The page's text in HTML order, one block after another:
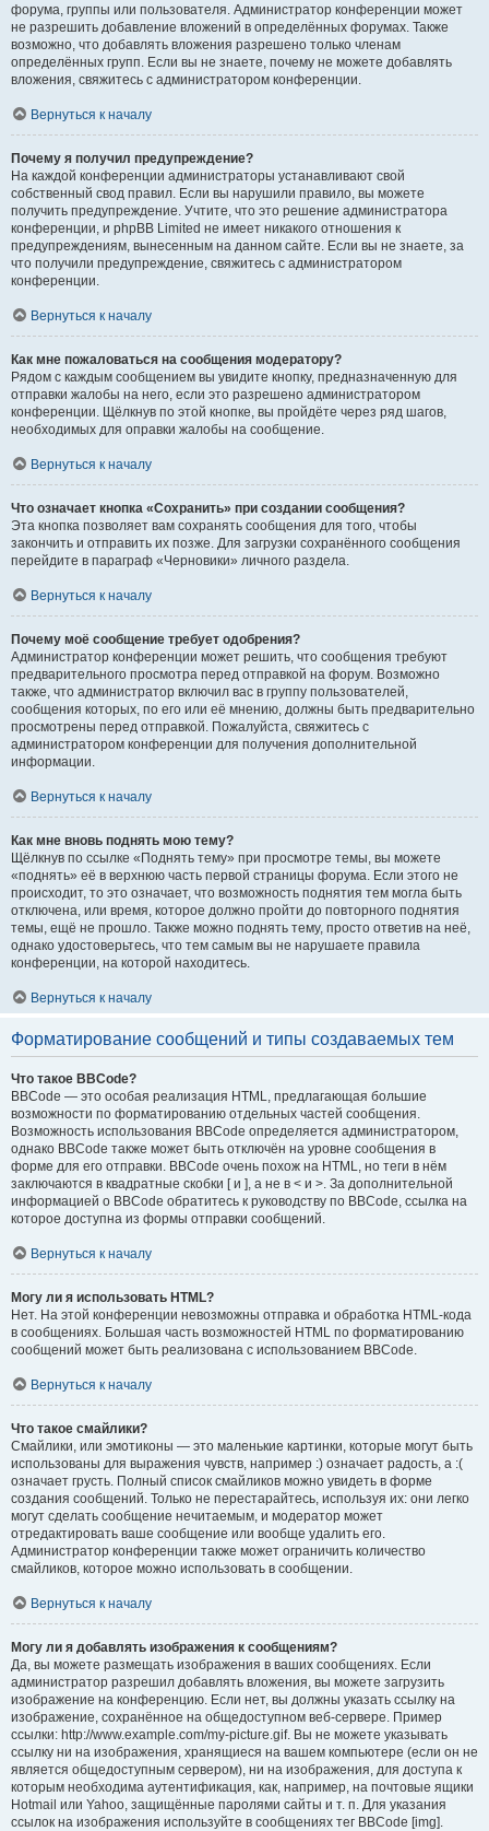
форума, группы или пользователя. Администратор конференции может
не разрешить добавление вложений в определённых форумах. Также
возможно, что добавлять вложения разрешено только членам
определённых групп. Если вы не знаете, почему не можете добавлять
вложения, свяжитесь с администратором конференции.
Вернуться к началу
Почему я получил предупреждение?
На каждой конференции администраторы устанавливают свой
собственный свод правил. Если вы нарушили правило, вы можете
получить предупреждение. Учтите, что это решение администратора
конференции, и phpBB Limited не имеет никакого отношения к
предупреждениям, вынесенным на данном сайте. Если вы не знаете, за
что получили предупреждение, свяжитесь с администратором
конференции.
Вернуться к началу
Как мне пожаловаться на сообщения модератору?
Рядом с каждым сообщением вы увидите кнопку, предназначенную для
отправки жалобы на него, если это разрешено администратором
конференции. Щёлкнув по этой кнопке, вы пройдёте через ряд шагов,
необходимых для оправки жалобы на сообщение.
Вернуться к началу
Что означает кнопка «Сохранить» при создании сообщения?
Эта кнопка позволяет вам сохранять сообщения для того, чтобы
закончить и отправить их позже. Для загрузки сохранённого сообщения
перейдите в параграф «Черновики» личного раздела.
Вернуться к началу
Почему моё сообщение требует одобрения?
Администратор конференции может решить, что сообщения требуют
предварительного просмотра перед отправкой на форум. Возможно
также, что администратор включил вас в группу пользователей,
сообщения которых, по его или её мнению, должны быть предварительно
просмотрены перед отправкой. Пожалуйста, свяжитесь с
администратором конференции для получения дополнительной
информации.
Вернуться к началу
Как мне вновь поднять мою тему?
Щёлкнув по ссылке «Поднять тему» при просмотре темы, вы можете
«поднять» её в верхнюю часть первой страницы форума. Если этого не
происходит, то это означает, что возможность поднятия тем могла быть
отключена, или время, которое должно пройти до повторного поднятия
темы, ещё не прошло. Также можно поднять тему, просто ответив на неё,
однако удостоверьтесь, что тем самым вы не нарушаете правила
конференции, на которой находитесь.
Вернуться к началу
Форматирование сообщений и типы создаваемых тем
Что такое BBCode?
BBCode — это особая реализация HTML, предлагающая большие
возможности по форматированию отдельных частей сообщения.
Возможность использования BBCode определяется администратором,
однако BBCode также может быть отключён на уровне сообщения в
форме для его отправки. BBCode очень похож на HTML, но теги в нём
заключаются в квадратные скобки [ и ], а не в < и >. За дополнительной
информацией о BBCode обратитесь к руководству по BBCode, ссылка на
которое доступна из формы отправки сообщений.
Вернуться к началу
Могу ли я использовать HTML?
Нет. На этой конференции невозможны отправка и обработка HTML-кода
в сообщениях. Большая часть возможностей HTML по форматированию
сообщений может быть реализована с использованием BBCode.
Вернуться к началу
Что такое смайлики?
Смайлики, или эмотиконы — это маленькие картинки, которые могут быть
использованы для выражения чувств, например :) означает радость, а :(
означает грусть. Полный список смайликов можно увидеть в форме
создания сообщений. Только не перестарайтесь, используя их: они легко
могут сделать сообщение нечитаемым, и модератор может
отредактировать ваше сообщение или вообще удалить его.
Администратор конференции также может ограничить количество
смайликов, которое можно использовать в сообщении.
Вернуться к началу
Могу ли я добавлять изображения к сообщениям?
Да, вы можете размещать изображения в ваших сообщениях. Если
администратор разрешил добавлять вложения, вы можете загрузить
изображение на конференцию. Если нет, вы должны указать ссылку на
изображение, сохранённое на общедоступном веб-сервере. Пример
ссылки: http://www.example.com/my-picture.gif. Вы не можете указывать
ссылку ни на изображения, хранящиеся на вашем компьютере (если он не
является общедоступным сервером), ни на изображения, для доступа к
которым необходима аутентификация, как, например, на почтовые ящики
Hotmail или Yahoo, защищённые паролями сайты и т. п. Для указания
ссылок на изображения используйте в сообщениях тег BBCode [img].